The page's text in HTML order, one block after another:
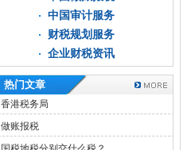
中国审计服务
财税规划服务
企业财税资讯
热门文章
香港税务局
做账报税